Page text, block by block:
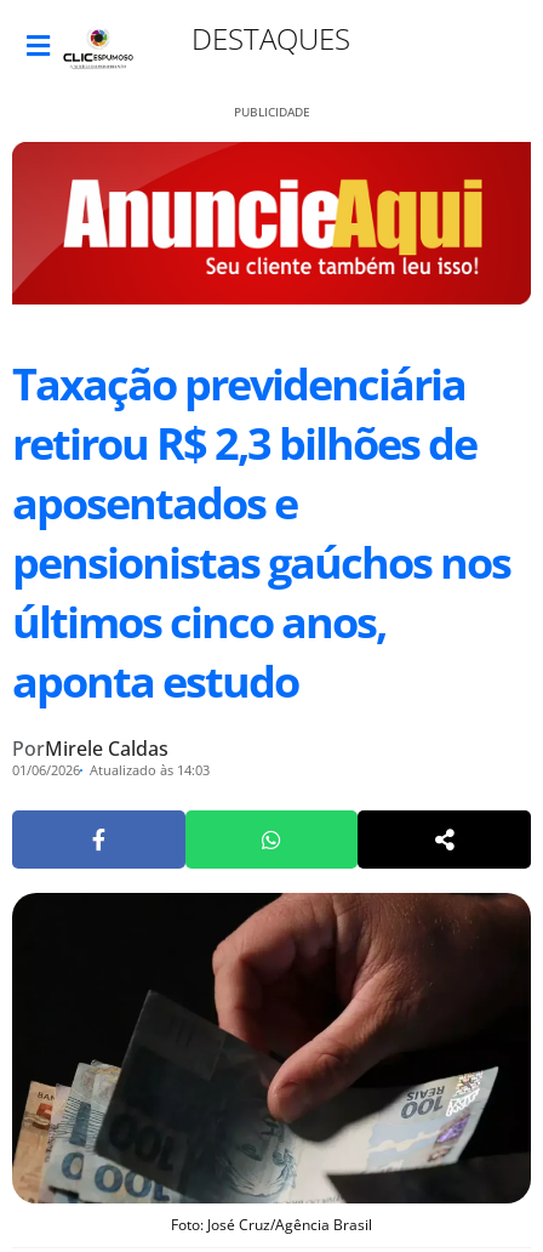
DESTAQUES
PUBLICIDADE
Taxação previdenciária
retirou R$ 2,3 bilhões de
aposentados e
pensionistas gaúchos nos
últimos cinco anos,
aponta estudo
PorMirele Caldas
01/06/2026 Atualizado às 14:03
Foto: José Cruz/Agência Brasil